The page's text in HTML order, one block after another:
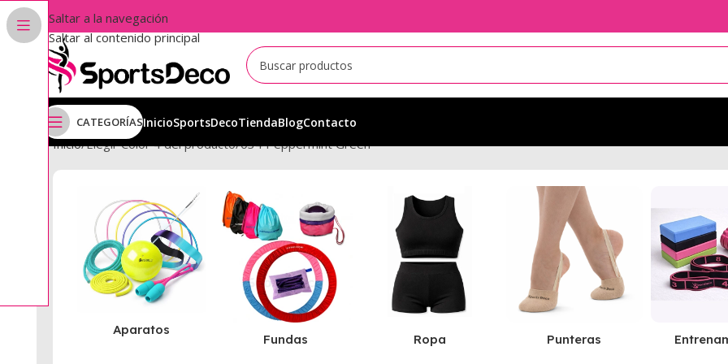
Saltar a la navegación
Saltar al contenido principal
CATEGORÍASInicioSportsDecoTiendaBlogContacto
Inicio Elegir Color 4 del producto 034 Peppermint Green
Aparatos
Fundas Ropa Punteras